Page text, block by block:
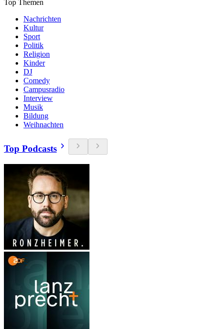
Top Themen
Nachrichten
Kultur
Sport
Politik
Religion
Kinder
DJ
Comedy
Campusradio
Interview
Musik
Bildung
Weihnachten
Top Podcasts